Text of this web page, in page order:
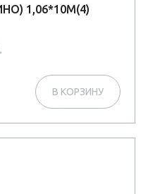
1,06*10М(4)
В КОРЗИНУ